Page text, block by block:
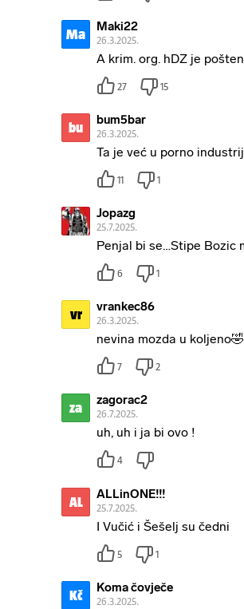
Ma Maki22
26.3.2025.
A krim. org. hDZ je
27 15
bu bum5bar
26.3.2025.
Ta je već u porno
11 1
Jopazg
25.7.2025.
Penjal bi se…Stipe Bozic
6 1
vr vrankec86
26.3.2025.
nevina mozda u
7 2
za zagorac2
26.7.2025.
uh, uh i ja bi ovo !
4
AL ALLinONE!!!
25.7.2025.
I Vučić i Šešelj su čedni
5 1
Kč Koma čovječe
26.3.2025.